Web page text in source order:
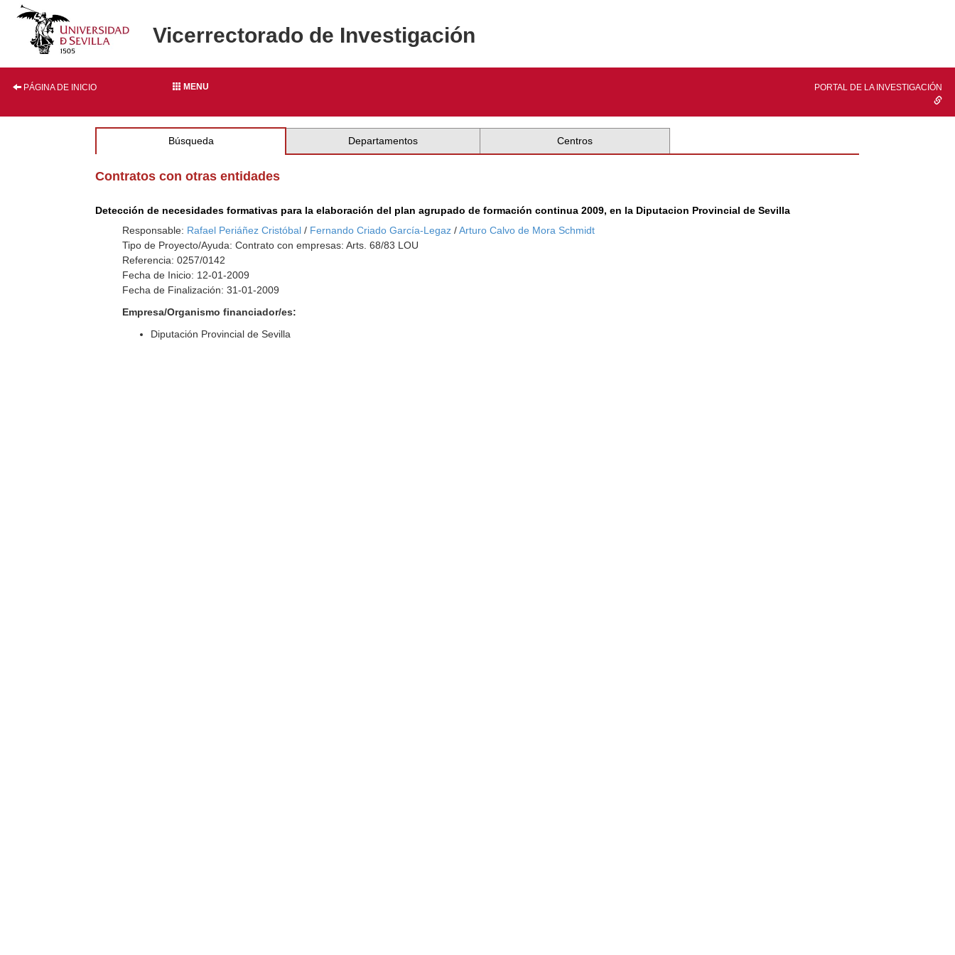
Vicerrectorado de Investigación
PÁGINA DE INICIO MENU PORTAL DE LA INVESTIGACIÓN
Búsqueda Departamentos Centros
Contratos con otras entidades
Detección de necesidades formativas para la elaboración del plan agrupado de formación continua 2009, en la Diputacion Provincial de Sevilla
Responsable: Rafael Periáñez Cristóbal / Fernando Criado García-Legaz /Arturo Calvo de Mora Schmidt
Tipo de Proyecto/Ayuda: Contrato con empresas: Arts. 68/83 LOU
Referencia: 0257/0142
Fecha de Inicio: 12-01-2009
Fecha de Finalización: 31-01-2009
Empresa/Organismo financiador/es:
Diputación Provincial de Sevilla